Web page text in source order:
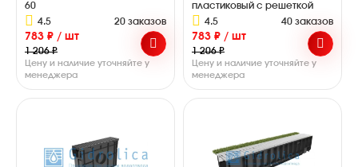
60
4.5
20 заказов
783 ₽ / шт
1 206 ₽
Цену и наличие уточняйте у
менеджера
пластиковый с решеткой
4.5
40 заказов
783 ₽ / шт
1 206 ₽
Цену и наличие уточняйте у
менеджера